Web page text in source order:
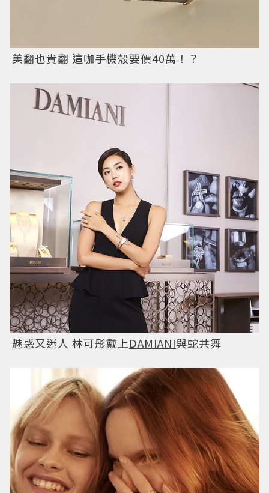
美翻也貴翻 這咖手機殼要價40萬！？
魅惑又迷人 林可彤戴上DAMIANI與蛇共舞